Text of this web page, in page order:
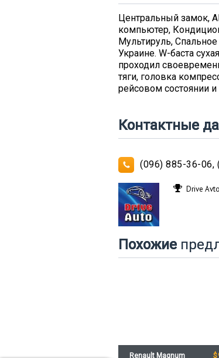
Центральный замок,
компьютер,
Мультируль,
Украине. W-баста
проходил
тяги, головка
рейсовом состоянии
Контактные
(096) 885-36-06,
Drive Avto
Похожие
Renault Magnum